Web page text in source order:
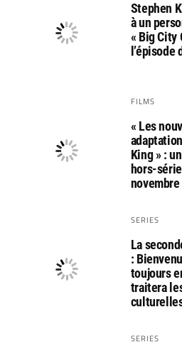
Stephen
à un
« Big City
l’épisode
FILMS
« Les
King » :
hors-
novembre
SERIES
La
:
toujours
traitera
SERIES